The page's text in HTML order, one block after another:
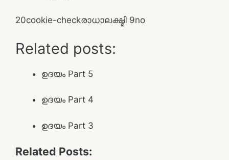
20cookie-checkരാധാലക്ഷ്മി 9no
Related posts:
ഉദയം Part 5
ഉദയം Part 4
ഉദയം Part 3
Related Posts: